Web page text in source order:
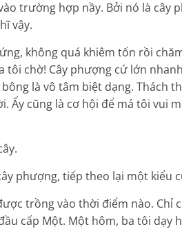
trường hợp nầy. Bởi nó là cây
vậy.
không quá khiêm tốn rồi
tôi chờ! Cây phượng cứ lớn
là vô tâm biệt dạng. Thách
Ấy cũng là cơ hội để má tôi vui
phượng, tiếp theo lại một kiểu
trồng vào thời điểm nào. Chỉ
cấp Một. Một hôm, ba tôi dạy